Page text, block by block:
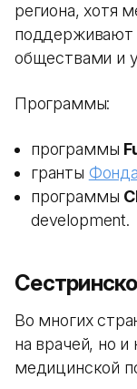
региона, хотя
поддерживают
обществами и
Программы:
программы
гранты
программы
development.
Во многих
на врачей, но и
медицинской